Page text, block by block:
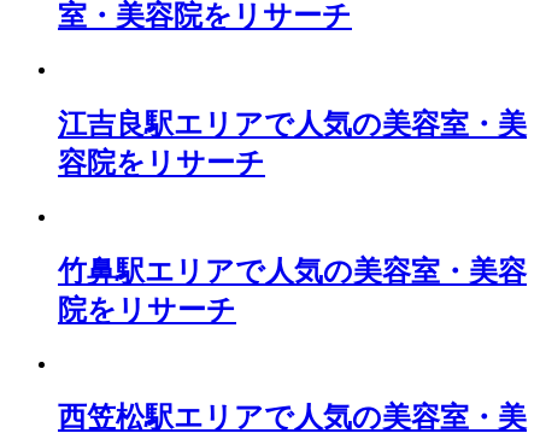
室・美容院をリサーチ
江吉良駅エリアで人気の美容室・美
容院をリサーチ
竹鼻駅エリアで人気の美容室・美容
院をリサーチ
西笠松駅エリアで人気の美容室・美